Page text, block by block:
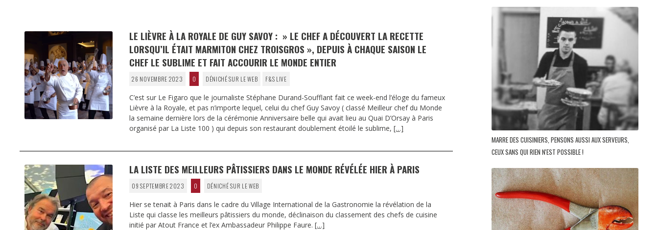
LE LIÈVRE À LA ROYALE DE GUY SAVOY : » LE CHEF A DÉCOUVERT LA RECETTE
LORSQU’IL ÉTAIT MARMITON CHEZ TROISGROS », DEPUIS À CHAQUE SAISON LE
CHEF LE SUBLIME ET FAIT ACCOURIR LE MONDE ENTIER
26 NOVEMBRE 2023 0 DÉNICHÉ SUR LE WEB F&S LIVE
C’est sur Le Figaro que le journaliste Stéphane Durand-Soufflant fait ce week-end l’éloge du fameux
Lièvre à la Royale, et pas n’importe lequel, celui du chef Guy Savoy ( classé Meilleur chef du Monde
la semaine dernière lors de la cérémonie Anniversaire belle qui avait lieu au Quai D’Orsay à Paris
organisé par La Liste 100 ) qui depuis son restaurant doublement étoilé le sublime, […]
LA LISTE DES MEILLEURS PÂTISSIERS DANS LE MONDE RÉVÉLÉE HIER À PARIS
09 SEPTEMBRE 2023 0 DÉNICHÉ SUR LE WEB
Hier se tenait à Paris dans le cadre du Village International de la Gastronomie la révélation de la
Liste qui classe les meilleurs pâtissiers du monde, déclinaison du classement des chefs de cuisine
initié par Atout France et l’ex Ambassadeur Philippe Faure. […]
MARRE DES CUISINIERS, PENSONS AUSSI AUX SERVEURS,
CEUX SANS QUI RIEN N'EST POSSIBLE !